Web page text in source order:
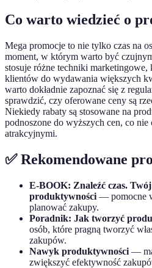
Co warto wiedzieć o
Mega promocje to nie tylko czas na
moment, w którym warto być
stosuje różne techniki marketingowe,
klientów do wydawania większych
warto dokładnie zapoznać się z
sprawdzić, czy oferowane ceny są
Niekiedy rabaty są stosowane na
podnoszone do wyższych cen, co
atrakcyjnymi.
✅ Rekomendowane
E-BOOK: Znaleźć czas.
produktywności — pomocne
planować zakupy.
Poradnik: Jak tworzyć
osób, które pragną tworzyć
zakupów.
Nawyk produktywności —
zwiększyć efektywność